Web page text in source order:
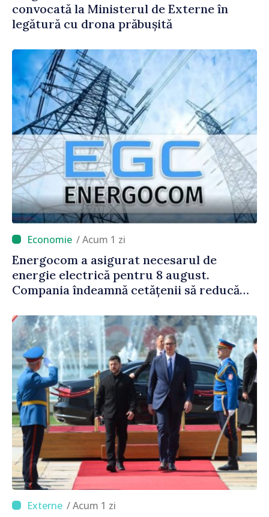
convocată la Ministerul de Externe în
legătură cu drona prăbușită
/ Acum 1 zi
Energocom a asigurat necesarul de
energie electrică pentru 8 august.
Compania îndeamnă cetățenii să reducă
/ Acum 1 zi